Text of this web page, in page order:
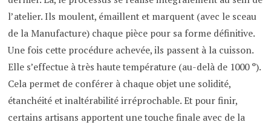
l’atelier. Ils moulent, émaillent et marquent (avec le sceau
de la Manufacture) chaque pièce pour sa forme définitive.
Une fois cette procédure achevée, ils passent à la cuisson.
Elle s’effectue à très haute température (au-delà de 1000 °).
Cela permet de conférer à chaque objet une solidité,
étanchéité et inaltérabilité irréprochable. Et pour finir,
certains artisans apportent une touche finale avec de la